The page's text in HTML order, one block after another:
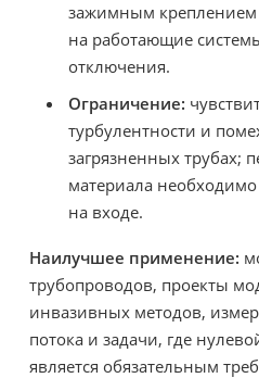
зажимным креплением
на работающие
отключения.
Ограничение:
турбулентности и
загрязненных трубах;
материала
на входе.
Наилучшее применение:
трубопроводов, проекты
инвазивных методов,
потока и задачи, где
является обязательным